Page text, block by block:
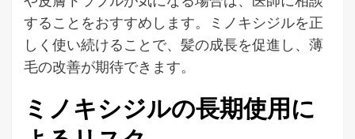
することをおすすめします。ミノキシジルを正
しく使い続けることで、髪の成長を促進し、薄
毛の改善が期待できます。
ミノキシジルの長期使用に